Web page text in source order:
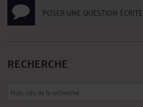
POSER UNE QUESTION ÉCRITE
RECHERCHE